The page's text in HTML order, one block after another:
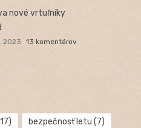
nové vrtuľníky
2023 13 komentárov
bezpečnosť letu (7)